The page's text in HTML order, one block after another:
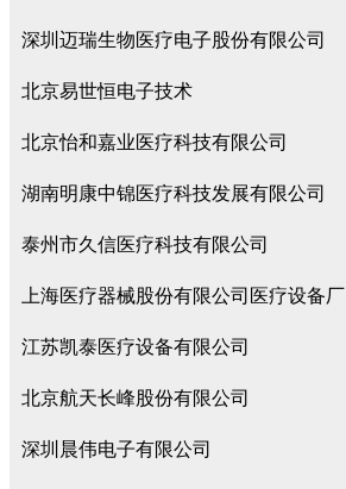
深圳迈瑞生物医疗电子股份有限公司
北京易世恒电子技术
北京怡和嘉业医疗科技有限公司
湖南明康中锦医疗科技发展有限公司
泰州市久信医疗科技有限公司
上海医疗器械股份有限公司医疗设备厂
江苏凯泰医疗设备有限公司
北京航天长峰股份有限公司
深圳晨伟电子有限公司